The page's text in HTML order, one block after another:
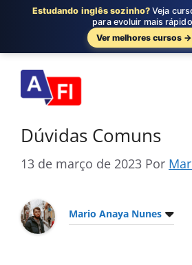
para
conteúdo
Dúvidas Comuns
13 de março de 2023 Por
Mario Anaya Nunes
Estudando inglês sozinho? Veja
para evoluir mais
Ver melhores cursos →